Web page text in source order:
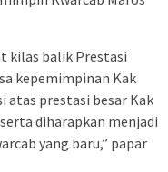
kilas balik Prestasi
kepemimpinan Kak
atas prestasi besar Kak
diharapkan menjadi
yang baru,” papar